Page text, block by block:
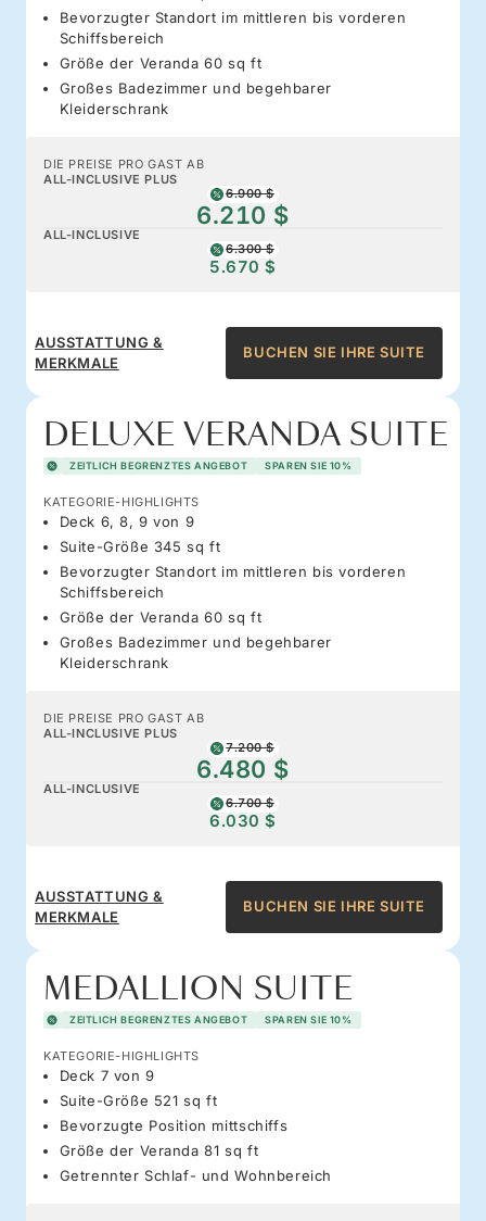
Bevorzugter Standort im mittleren bis vorderen
Schiffsbereich
Größe der Veranda 60 sq ft
Großes Badezimmer und begehbarer
Kleiderschrank
DIE PREISE PRO GAST AB
ALL-INCLUSIVE PLUS
6.900 $
6.210 $
ALL-INCLUSIVE
6.300 $
5.670 $
AUSSTATTUNG &
MERKMALE
BUCHEN SIE IHRE SUITE
DELUXE VERANDA SUITE
ZEITLICH BEGRENZTES ANGEBOT SPAREN SIE 10%
KATEGORIE-HIGHLIGHTS
Deck 6, 8, 9 von 9
Suite-Größe 345 sq ft
Bevorzugter Standort im mittleren bis vorderen
Schiffsbereich
Größe der Veranda 60 sq ft
Großes Badezimmer und begehbarer
Kleiderschrank
DIE PREISE PRO GAST AB
ALL-INCLUSIVE PLUS
7.200 $
6.480 $
ALL-INCLUSIVE
6.700 $
6.030 $
AUSSTATTUNG &
MERKMALE
BUCHEN SIE IHRE SUITE
MEDALLION SUITE
ZEITLICH BEGRENZTES ANGEBOT SPAREN SIE 10%
KATEGORIE-HIGHLIGHTS
Deck 7 von 9
Suite-Größe 521 sq ft
Bevorzugte Position mittschiffs
Größe der Veranda 81 sq ft
Getrennter Schlaf- und Wohnbereich